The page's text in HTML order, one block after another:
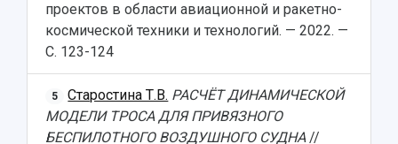
проектов в области авиационной и ракетно-
космической техники и технологий. — 2022. —
С. 123-124
5 Старостина Т.В. РАСЧЁТ ДИНАМИЧЕСКОЙ
МОДЕЛИ ТРОСА ДЛЯ ПРИВЯЗНОГО
БЕСПИЛОТНОГО ВОЗДУШНОГО СУДНА//